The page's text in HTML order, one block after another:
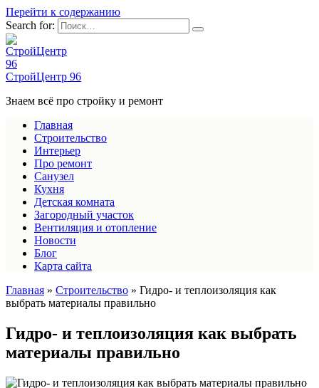
Перейти к содержанию
Search for:
СтройЦентр 96
Знаем всё про стройку и ремонт
Главная
Строительство
Интерьер
Про ремонт
Санузел
Кухня
Детская комната
Загородный участок
Вентиляция и отопление
Новости
Блог
Карта сайта
Главная » Строительство » Гидро- и теплоизоляция как
выбрать материалы правильно
Гидро- и теплоизоляция как выбрать
материалы правильно